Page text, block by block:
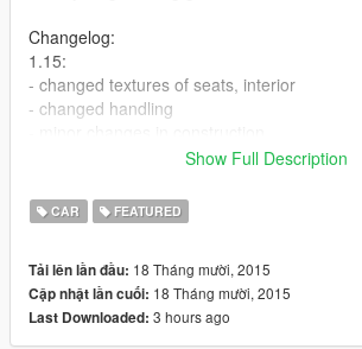
Changelog:
1.15:
- changed textures of seats, interior
- changed handling
You decide what's next, just tell me in
If you like please donate
Show Full Description
CAR FEATURED
Tải lên lần đầu: 18 Tháng mười, 2015
Cập nhật lần cuối: 18 Tháng mười, 2015
Last Downloaded: 3 hours ago